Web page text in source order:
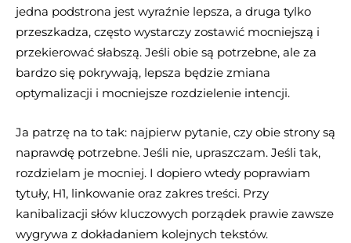
jedna podstrona jest wyraźnie lepsza, a druga tylko
przeszkadza, często wystarczy zostawić mocniejszą i
przekierować słabszą. Jeśli obie są potrzebne, ale za
bardzo się pokrywają, lepsza będzie zmiana
optymalizacji i mocniejsze rozdzielenie intencji.
Ja patrzę na to tak: najpierw pytanie, czy obie strony są
naprawdę potrzebne. Jeśli nie, upraszczam. Jeśli tak,
rozdzielam je mocniej. I dopiero wtedy poprawiam
tytuły, H1, linkowanie oraz zakres treści. Przy
kanibalizacji słów kluczowych porządek prawie zawsze
wygrywa z dokładaniem kolejnych tekstów.